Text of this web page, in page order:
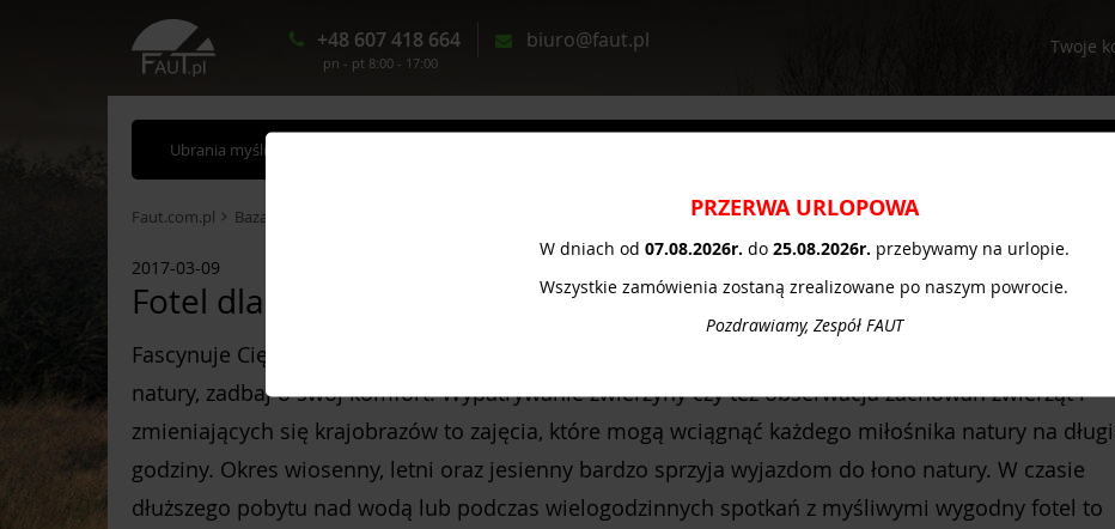
+48 607 418 664
pn - pt 8:00 - 17:00
biuro@faut.pl Twoje
Ubrania myśliwskie
Faut.com.pl Baza wiedzy
2017-03-09
Fotel dla myśliwego
Fascynuje Cię obcowanie z naturą i podziwianie jej uroków? Jeżeli spędzasz dużo czasu na łonie
natury, zadbaj o swój komfort. Wypatrywanie zwierzyny czy też obserwacja zachowań zwierząt i
zmieniających się krajobrazów to zajęcia, które mogą wciągnąć każdego miłośnika natury na
godziny. Okres wiosenny, letni oraz jesienny bardzo sprzyja wyjazdom do łono natury. W czasie
dłuższego pobytu nad wodą lub podczas wielogodzinnych spotkań z myśliwymi wygodny fotel to
PRZERWA URLOPOWA
W dniach od 07.08.2026r. do 25.08.2026r. przebywamy na urlopie.
Wszystkie zamówienia zostaną zrealizowane po naszym powrocie.
Pozdrawiamy, Zespół FAUT